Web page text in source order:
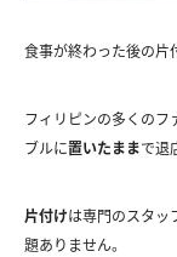
食事が終わった後の片
フィリピンの多くのフ
ブルに置いたままで退
片付けは専門のスタッ
題ありません。